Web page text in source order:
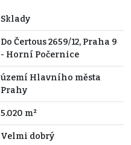
Sklady
Do Čertous 2659/12, Praha 9
- Horní Počernice
území Hlavního města
Prahy
5.020 m²
Velmi dobrý